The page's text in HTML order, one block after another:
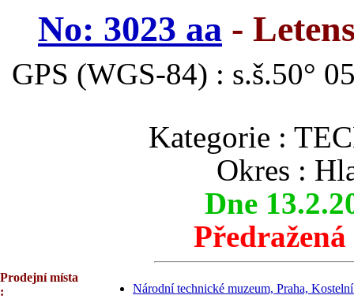
No: 3023 aa -
GPS (WGS-84) : s.š.50°
Kategorie :
Okres :
Dne
Prodejní místa
:
Národní technické muzeum, Praha,